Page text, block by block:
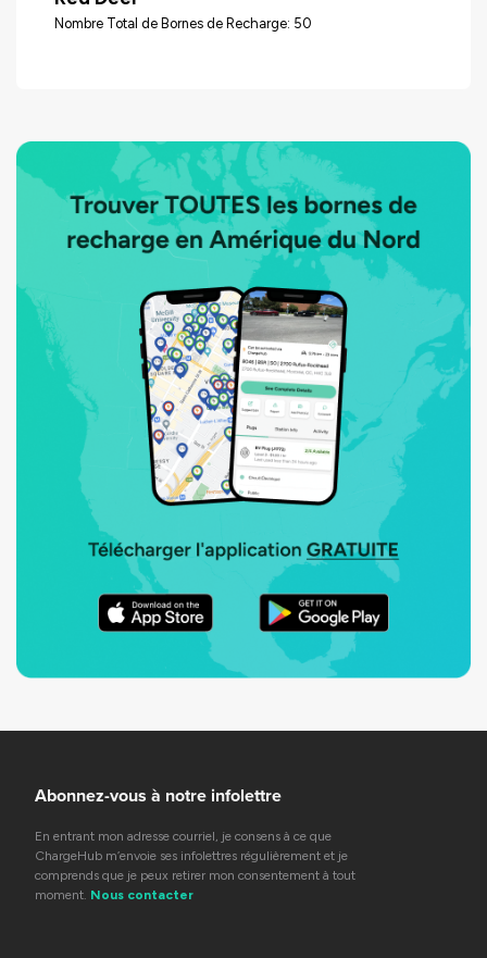
Nombre Total de Bornes de Recharge: 50
Abonnez-vous à notre infolettre
En entrant mon adresse courriel, je consens à ce que
ChargeHub m’envoie ses infolettres régulièrement et je
comprends que je peux retirer mon consentement à tout
moment. Nous contacter